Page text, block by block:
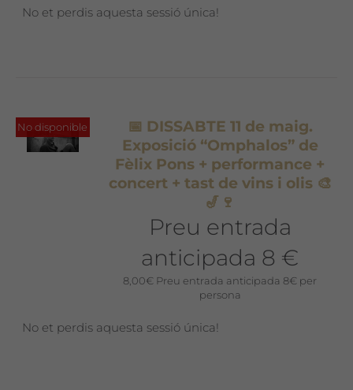
No et perdis aquesta sessió única!
No disponible
📅 DISSABTE 11 de maig.
Exposició “Omphalos” de
Fèlix Pons + performance +
concert + tast de vins i olis 🎨
🎷🍷
Preu entrada
anticipada 8 €
8,00€ Preu entrada anticipada 8€ per
persona
No et perdis aquesta sessió única!